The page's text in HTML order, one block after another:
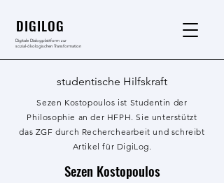
DIGILOG
Digitale Dialogplattform zur
sozial-ökologischen Transformation
studentische Hilfskraft
Sezen Kostopoulos ist Studentin der
Philosophie an der HFPH. Sie unterstützt
das ZGF durch Recherchearbeit und schreibt
Artikel für DigiLog.
Sezen Kostopoulos